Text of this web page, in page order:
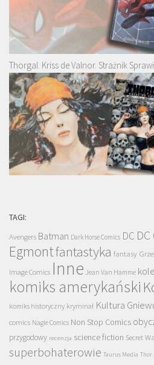
Thorgal. Kriss de Valnor. Strażnik
TAGI:
Avengers Batman Dark Horse Comics DC
Egmontfantastyka fantasy
Image Comics Inne Jean Van Hamme
komiks amerykański
komiks historyczny kryminał Kultura
comics Nagle Comics Non Stop Comics
przygodowy recenzja science fiction Secret
superbohaterowie Taurus Media Thor